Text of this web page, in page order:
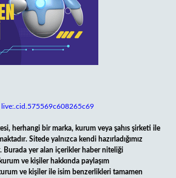
live:.cid.575569c608265c69
herhangi bir marka, kurum veya şahıs şirketi ile
Sitede yalnızca kendi hazırladığımız
Burada yer alan içerikler haber niteliği
ve kişiler hakkında paylaşım
ve kişiler ile isim benzerlikleri tamamen